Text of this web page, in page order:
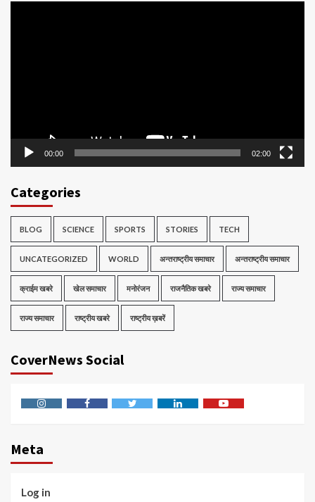
00:00 02:00
Categories
BLOG SCIENCE SPORTS STORIES TECH
UNCATEGORIZED WORLD अन्तराष्ट्रीय समाचार अन्तराष्ट्रीय समाचार
क्राईम खबरे खेल समाचार मनोरंजन राजनैतिक खबरे राज्य समाचार
राज्य समाचार राष्ट्रीय खबरे राष्ट्रीय ख़बरें
CoverNews Social
Meta
Log in